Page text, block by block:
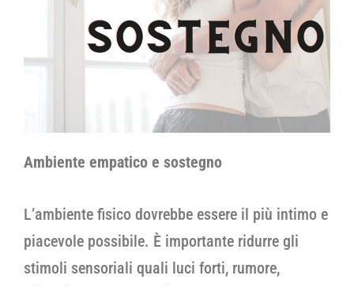
Ambiente empatico e sostegno
L’ambiente fisico dovrebbe essere il più intimo e
piacevole possibile. È importante ridurre gli
stimoli sensoriali quali luci forti, rumore,